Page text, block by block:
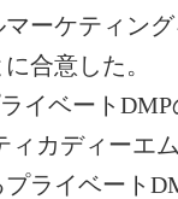
ーケティン
合意した。
イベート
ィカディーエ
ライベート